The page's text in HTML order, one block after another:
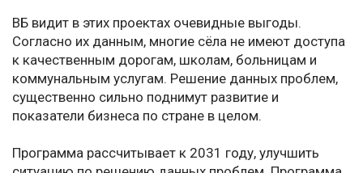
ВБ видит в этих проектах очевидные выгоды.
Согласно их данным, многие сёла не имеют доступа
к качественным дорогам, школам, больницам и
коммунальным услугам. Решение данных проблем,
существенно сильно поднимут развитие и
показатели бизнеса по стране в целом.
Программа рассчитывает к 2031 году, улучшить